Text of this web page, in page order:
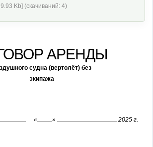
Kb] (cкачиваний: 4)
АРЕНДЫ
судна (вертолёт) без
экипажа
« » 2025 г.